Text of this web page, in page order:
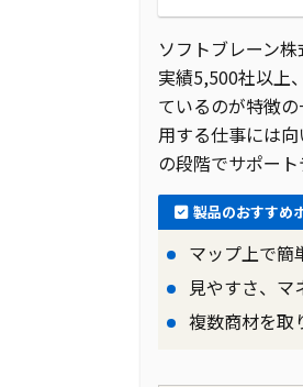
ソフトブレーン
実績5,500社以上
ているのが特徴
用する仕事には
の段階でサポー
製品のおすすめ
マップ上で簡
見やすさ、
複数商材を取